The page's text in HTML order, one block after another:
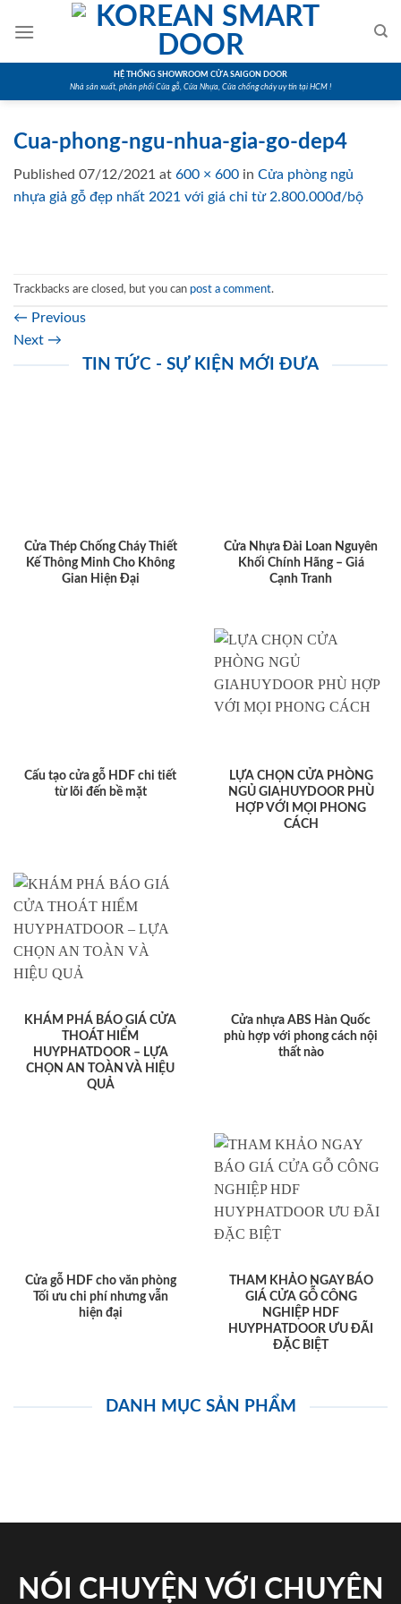
HỆ THỐNG SHOWROOM CỬA SAIGON DOOR
Nhà sản xuất, phân phối Cửa gỗ, Cửa Nhựa, Cửa chống cháy uy tín tại HCM !
Cua-phong-ngu-nhua-gia-go-dep4
Published 07/12/2021 at 600 × 600 in Cửa phòng ngủ
nhựa giả gỗ đẹp nhất 2021 với giá chỉ từ 2.800.000đ/bộ
Trackbacks are closed, but you can post a comment.
← Previous
Next →
TIN TỨC - SỰ KIỆN MỚI ĐƯA
Cửa Thép Chống Cháy Thiết
Kế Thông Minh Cho Không
Gian Hiện Đại
Cửa Nhựa Đài Loan Nguyên
Khối Chính Hãng – Giá
Cạnh Tranh
Cấu tạo cửa gỗ HDF chi tiết
từ lõi đến bề mặt
LỰA CHỌN CỬA PHÒNG
NGỦ GIAHUYDOOR PHÙ
HỢP VỚI MỌI PHONG
CÁCH
KHÁM PHÁ BÁO GIÁ CỬA
THOÁT HIỂM
HUYPHATDOOR – LỰA
CHỌN AN TOÀN VÀ HIỆU
QUẢ
Cửa nhựa ABS Hàn Quốc
phù hợp với phong cách nội
thất nào
Cửa gỗ HDF cho văn phòng
Tối ưu chi phí nhưng vẫn
hiện đại
THAM KHẢO NGAY BÁO
GIÁ CỬA GỖ CÔNG
NGHIỆP HDF
HUYPHATDOOR ƯU ĐÃI
ĐẶC BIỆT
DANH MỤC SẢN PHẨM
NÓI CHUYỆN VỚI CHUYÊN